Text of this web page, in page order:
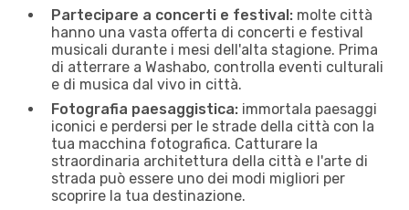
Partecipare a concerti e festival: molte città
hanno una vasta offerta di concerti e festival
musicali durante i mesi dell'alta stagione. Prima
di atterrare a Washabo, controlla eventi culturali
e di musica dal vivo in città.
Fotografia paesaggistica: immortala paesaggi
iconici e perdersi per le strade della città con la
tua macchina fotografica. Catturare la
straordinaria architettura della città e l'arte di
strada può essere uno dei modi migliori per
scoprire la tua destinazione.